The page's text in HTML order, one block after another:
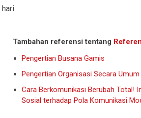
hari.
Tambahan referensi tentang
Pengertian Busana Gamis
Pengertian Organisasi Secara Umum
Cara Berkomunikasi Berubah Total!
Sosial terhadap Pola Komunikasi